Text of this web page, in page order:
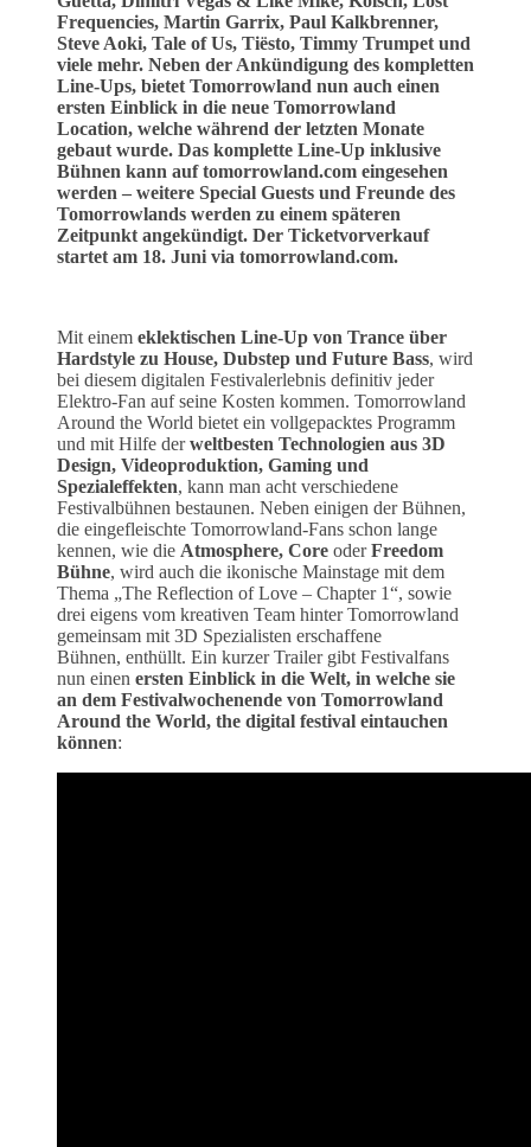
Frequencies, Martin Garrix, Paul Kalkbrenner,
Steve Aoki, Tale of Us, Tiësto, Timmy Trumpet und
viele mehr. Neben der Ankündigung des kompletten
Line-Ups, bietet Tomorrowland nun auch einen
ersten Einblick in die neue Tomorrowland
Location, welche während der letzten Monate
gebaut wurde. Das komplette Line-Up inklusive
Bühnen kann auf tomorrowland.com eingesehen
werden – weitere Special Guests und Freunde des
Tomorrowlands werden zu einem späteren
Zeitpunkt angekündigt. Der Ticketvorverkauf
startet am 18. Juni via tomorrowland.com.
Mit einem eklektischen Line-Up von Trance über
Hardstyle zu House, Dubstep und Future Bass, wird
bei diesem digitalen Festivalerlebnis definitiv jeder
Elektro-Fan auf seine Kosten kommen. Tomorrowland
Around the World bietet ein vollgepacktes Programm
und mit Hilfe derweltbesten Technologien aus 3D
Design, Videoproduktion, Gaming und
Spezialeffekten, kann man acht verschiedene
Festivalbühnen bestaunen. Neben einigen der Bühnen,
die eingefleischte Tomorrowland-Fans schon lange
kennen, wie die Atmosphere, Core oderFreedom
Bühne, wird auch die ikonische Mainstage mit dem
Thema „The Reflection of Love – Chapter 1“, sowie
drei eigens vom kreativen Team hinter Tomorrowland
gemeinsam mit 3D Spezialisten erschaffene
Bühnen, enthüllt. Ein kurzer Trailer gibt Festivalfans
nun einen ersten Einblick in die Welt, in welche sie
an dem Festivalwochenende von Tomorrowland
Around the World, the digital festival eintauchen
können: